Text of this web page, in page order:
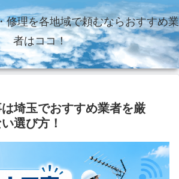
修理を各地域で頼むならおすすめ業
者はココ！
埼玉でおすすめ業者を厳
選び方！